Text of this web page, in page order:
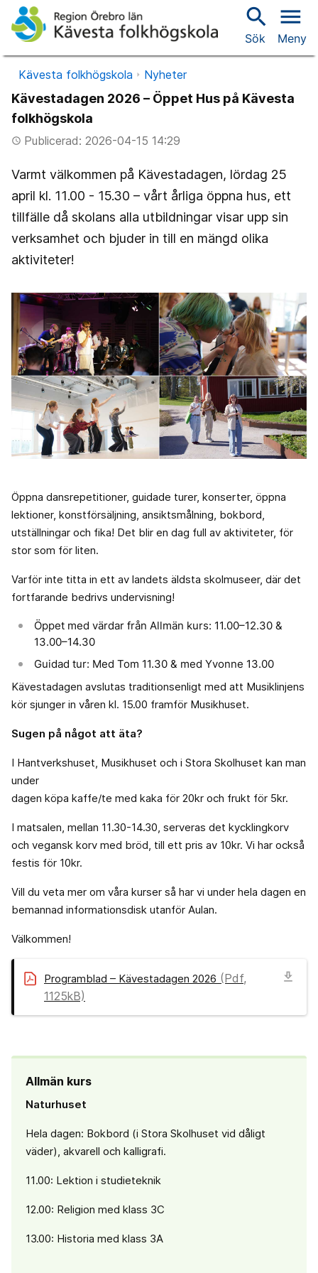
search
Sök
menu
Meny
Kävesta folkhögskola Nyheter
Kävestadagen 2026 – Öppet Hus på Kävesta
folkhögskola
access_timePublicerad: 2026-04-15 14:29
Varmt välkommen på Kävestadagen, lördag 25
april kl. 11.00 - 15.30 – vårt årliga öppna hus, ett
tillfälle då skolans alla utbildningar visar upp sin
verksamhet och bjuder in till en mängd olika
aktiviteter!
Öppna dansrepetitioner, guidade turer, konserter, öppna
lektioner, konstförsäljning, ansiktsmålning, bokbord,
utställningar och fika! Det blir en dag full av aktiviteter, för
stor som för liten.
Varför inte titta in ett av landets äldsta skolmuseer, där det
fortfarande bedrivs undervisning!
Öppet med värdar från Allmän kurs: 11.00–12.30 &
13.00–14.30
Guidad tur: Med Tom 11.30 & med Yvonne 13.00
Kävestadagen avslutas traditionsenligt med att Musiklinjens
kör sjunger in våren kl. 15.00 framför Musikhuset.
Sugen på något att äta?
I Hantverkshuset, Musikhuset och i Stora Skolhuset kan man
under
dagen köpa kaffe/te med kaka för 20kr och frukt för 5kr.
I matsalen, mellan 11.30-14.30, serveras det kycklingkorv
och vegansk korv med bröd, till ett pris av 10kr. Vi har också
festis för 10kr.
Vill du veta mer om våra kurser så har vi under hela dagen en
bemannad informationsdisk utanför Aulan.
Välkommen!
Programblad – Kävestadagen 2026 (Pdf,
1125kB)
download
Allmän kurs
Naturhuset
Hela dagen: Bokbord (i Stora Skolhuset vid dåligt
väder), akvarell och kalligrafi.
11.00: Lektion i studieteknik
12.00: Religion med klass 3C
13.00: Historia med klass 3A